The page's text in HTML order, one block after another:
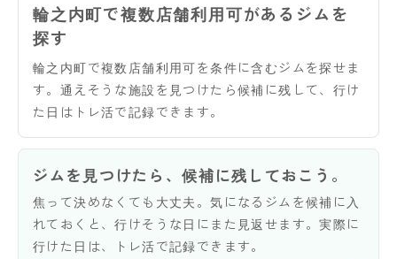
輪之内町で複数店舗利用可があるジムを
探す
輪之内町で複数店舗利用可を条件に含むジムを探せま
す。通えそうな施設を見つけたら候補に残して、行け
た日はトレ活で記録できます。
ジムを見つけたら、候補に残しておこう。
焦って決めなくても大丈夫。気になるジムを候補に入
れておくと、行けそうな日にまた見返せます。実際に
行けた日は、トレ活で記録できます。